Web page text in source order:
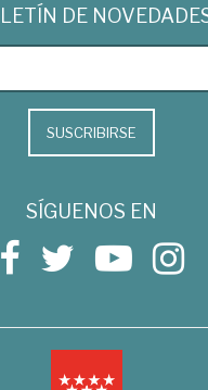
DE
SUSCRIBIRSE
SÍGUENOS EN